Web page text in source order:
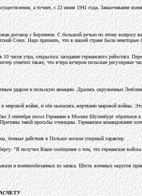
а точнее, с 22 июня 1941 года. Замалчивание
договор с Берлином. С большой речью по этому
Союз. Надо признать, что в нашей стране были
утра, открылось заседание германского рейхстага.
отметил также, что вчера вечером польские регулярные
ударом и польскую авиацию. Дрались окруженные
войне, и обе оказались жертвами мировой войны.
3 сентября посол Германии в Москве Шуленбург
такой просьбы очевидны. Германское командование
боевые действия в Польше носили упорный характер.
"Я получил Ваше сообщение о том, что германские
и военнообязанных из запаса. Шесть военных округов